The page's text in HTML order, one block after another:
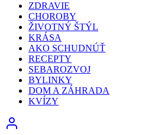
ZDRAVIE
CHOROBY
ŽIVOTNÝ ŠTÝL
KRÁSA
AKO SCHUDNÚŤ
RECEPTY
SEBAROZVOJ
BYLINKY
DOM A ZÁHRADA
KVÍZY